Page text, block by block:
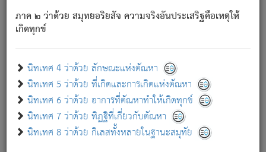
ภาค ๒ ว่าด้วย สมุทยอริยสัจ ความจริงอันประเสริฐคือเหตุให้
เกิดทุกข์
นิทเทศ 4 ว่าด้วย ลักษณะแห่งตัณหา
นิทเทศ 5 ว่าด้วย ที่เกิดและการเกิดแห่งตัณหา
นิทเทศ 6 ว่าด้วย อาการที่ตัณหาทำให้เกิดทุกข์
นิทเทศ 7 ว่าด้วย ทิฏฐิที่เกี่ยวกับตัณหา
นิทเทศ 8 ว่าด้วย กิเลสทั้งหลายในฐานะสมุทัย
อันเป็นไปในที่หรือเวลาทั้งปวง[3]เพื่อความมีแห่งประโยชน์โดย
ประการทั้งปวง; ภพทั้งหลายทั้งหมดนั้น ไม่เที่ยง เป็นทุกข์ มี
ความแปรปรวนเป็นธรรมดา.
อย่างนี้อยู่; เขาย่อมละภวตัณหาได้ และไม่เพลิดเพลินวิภวตัณหา
ด้วย.
ความดับเพราะความสำรอกไม่เหลือ (แห่งภพทั้งหลาย)
เพราะความสิ้นไปแห่งตัณหาโดยประการทั้งปวง นั้นคือ
นิพพาน.
ภพใหม่ย่อมไม่มีแก่ภิกษุนั้น ผู้ดับเย็นสนิทแล้ว เพราะไม่มี